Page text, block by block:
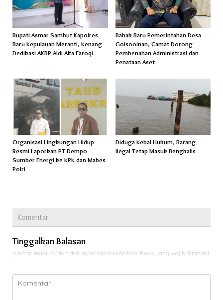
Bupati Asmar Sambut Kapolres
Baru Kepulauan Meranti, Kenang
Dedikasi AKBP Aldi Alfa Faroqi
Babak Baru Pemerintahan Desa
Goisooinan, Camat Dorong
Pembenahan Administrasi dan
Penataan Aset
Organisasi Lingkungan Hidup
Resmi Laporkan PT Dempo
Sumber Energi ke KPK dan Mabes
Polri
Diduga Kebal Hukum, Barang
Ilegal Tetap Masuk Bengkalis
Komentar
Tinggalkan Balasan
Alamat email Anda tidak akan dipublikasikan. Ruas yang wajib ditandai
*